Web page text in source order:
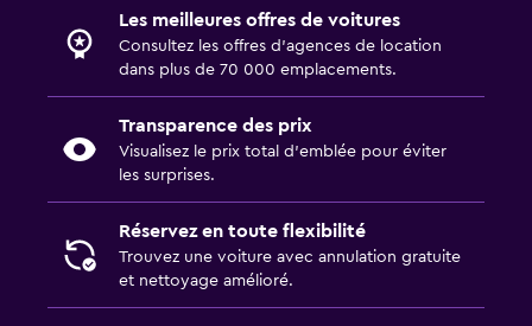
Les meilleures offres de voitures
Consultez les offres d’agences de location
dans plus de 70 000 emplacements.
Transparence des prix
Visualisez le prix total d’emblée pour éviter
les surprises.
Réservez en toute flexibilité
Trouvez une voiture avec annulation gratuite
et nettoyage amélioré.